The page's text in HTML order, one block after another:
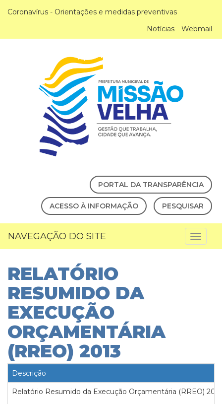
Coronavírus - Orientações e medidas preventivas
Notícias
Webmail
PORTAL DA TRANSPARÊNCIA
ACESSO À INFORMAÇÃO PESQUISAR
NAVEGAÇÃO DO SITE
RELATÓRIO
RESUMIDO DA
EXECUÇÃO
ORÇAMENTÁRIA
(RREO) 2013
Descrição
Relatório Resumido da Execução Orçamentária (RREO) 2013